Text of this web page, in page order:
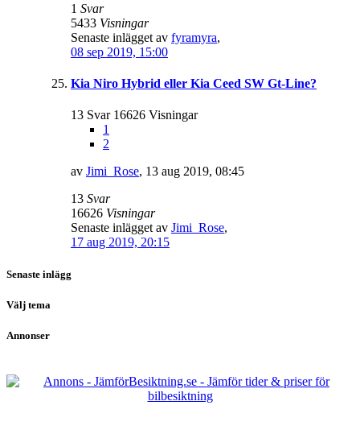
1 Svar
5433 Visningar
Senaste inlägget av fyramyra,
08 sep 2019, 15:00
Kia Niro Hybrid eller Kia Ceed SW Gt-Line?
13 Svar 16626 Visningar
1
2
av Jimi_Rose, 13 aug 2019, 08:45
13 Svar
16626 Visningar
Senaste inlägget av Jimi_Rose,
17 aug 2019, 20:15
Senaste inlägg
Välj tema
Annonser